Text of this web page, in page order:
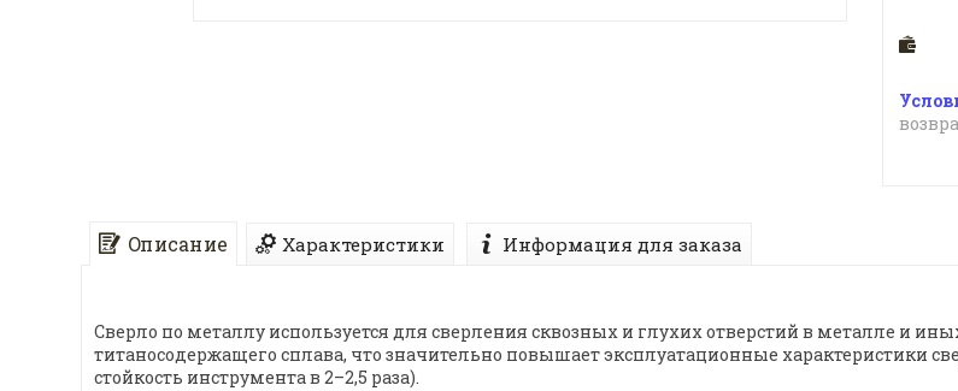
Описание Характеристики Информация для заказа
Сверло по металлу используется для сверления сквозных и глухих отверстий в металле и
титаносодержащего сплава, что значительно повышает эксплуатационные характеристики
стойкость инструмента в 2–2,5 раза).